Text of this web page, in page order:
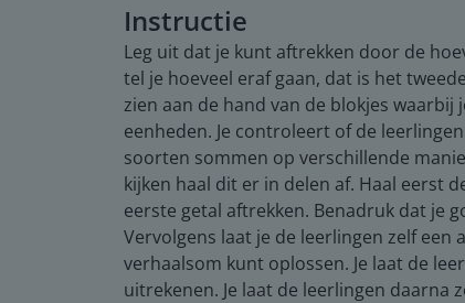
Instructie
Leg uit dat je kunt aftrekken door de
tel je hoeveel eraf gaan, dat is het
zien aan de hand van de blokjes
eenheden. Je controleert of de
soorten sommen op verschillende
kijken haal dit er in delen af. Haal eerst
eerste getal aftrekken. Benadruk dat je
Vervolgens laat je de leerlingen zelf
verhaalsom kunt oplossen. Je laat de
uitrekenen. Je laat de leerlingen daarna